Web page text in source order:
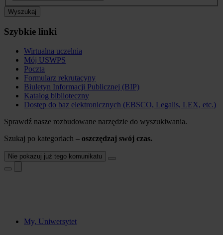
Wyszukaj
Szybkie linki
Wirtualna uczelnia
Mój USWPS
Poczta
Formularz rekrutacyny
Biuletyn Informacji Publicznej (BIP)
Katalog biblioteczny
Dostęp do baz elektronicznych (EBSCO, Legalis, LEX, etc.)
Sprawdź nasze rozbudowane narzędzie do wyszukiwania.
Szukaj po kategoriach – oszczędzaj swój czas.
Nie pokazuj już tego komunikatu
My, Uniwersytet